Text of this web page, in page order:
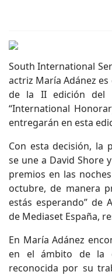
South International
actriz María Adánez
de la II edición del
“International
entregarán en esta
Con esta decisión, la
se une a David Shore
premios en las
octubre, de manera
estás esperando” de
de Mediaset España,
En María Adánez
en el ámbito de la
reconocida por su